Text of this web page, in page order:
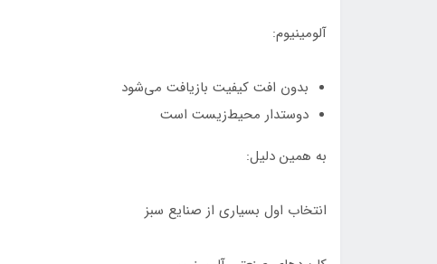
آلومینیوم:
بدون افت کیفیت بازیافت می‌شود
دوستدار محیط‌زیست است
به همین دلیل:
انتخاب اول بسیاری از صنایع سبز